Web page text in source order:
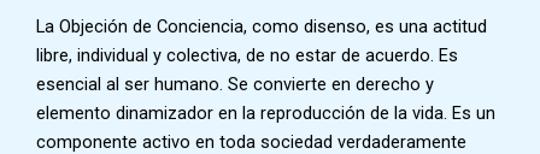
La Objeción de Conciencia, como disenso, es una actitud
libre, individual y colectiva, de no estar de acuerdo. Es
esencial al ser humano. Se convierte en derecho y
elemento dinamizador en la reproducción de la vida. Es un
componente activo en toda sociedad verdaderamente